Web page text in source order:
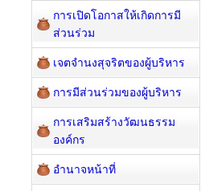
การเปิดโอกาสให้เกิดการมี
ส่วนร่วม
เจตจำนงสุจริตของผู้บริหาร
การมีส่วนร่วมของผู้บริหาร
การเสริมสร้างวัฒนธรรม
องค์กร
อำนาจหน้าที่